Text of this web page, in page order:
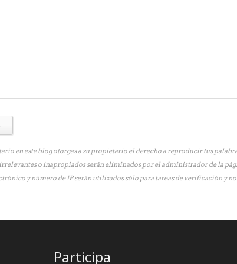
en este blog otorgas a su propietario el derecho a reproducir tus
o inapropiados serán eliminados por el administrador de la
y número de IP serán utilizados sólo para tareas de verificación y
Participa